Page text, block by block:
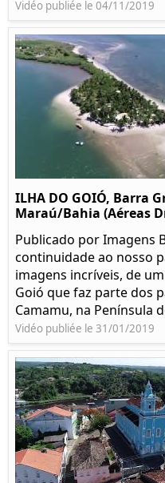
Vidéo publiée le 04/11/2019
ILHA DO GOIÓ, Barra
Maraú/Bahia (Aéreas
Publicado por Imagens
continuidade ao nosso
imagens incríveis, de
Goió que faz parte dos
Camamu, na Península
Vidéo publiée le 31/01/2019